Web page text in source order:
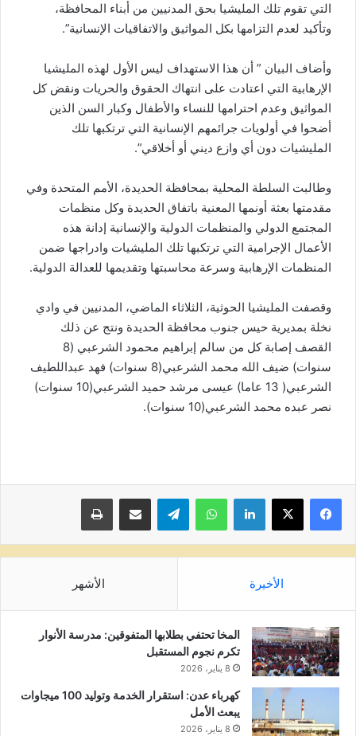
التي تقوم تلك المليشيا بحق المدنيين من أبناء المحافظة،
وتأكيد لعدم التزامها بكل المواثيق والاتفاقيات الإنسانية”.
وأضاف البيان ” أن هذا الاستهداف ليس الأول لهذه المليشيا
الإرهابية التي اعتادت على انتهاك الحقوق والحريات ونقض كل
المواثيق وعدم احترامها للنساء والأطفال وكبار السن الذين
أضحوا في أولويات جرائمهم الإنسانية التي ترتكبها تلك
المليشيات دون أي وازع ديني أو أخلاقي”.
وطالبت السلطة المحلية بمحافظة الحديدة، الأمم المتحدة وفي
مقدمتها بعثة أونمها المعنية باتفاق الحديدة وكل منظمات
المجتمع الدولي والمنظمات الدولية والإنسانية إدانة هذه
الأعمال الإجرامية التي ترتكبها تلك المليشيات وادراجها ضمن
المنظمات الإرهابية وسرعة محاسبتها وتقديمها للعدالة الدولية.
وقصفت المليشيا الحوثية، الثلاثاء الماضي، المدنيين في وادي
نخلة بمديرية حيس جنوب محافظة الحديدة ونتج عن ذلك
القصف إصابة كل من سالم إبراهيم محمود الشرعبي (8
سنوات) ضيف الله محمد الشرعبي(8 سنوات) فهد عبداللطيف
الشرعبي( 13 عاما) عيسى مرشد حميد الشرعبي(10 سنوات)
نصر عبده محمد الشرعبي(10 سنوات).
لينكدإن واتساب تيلقرام مشاركة عبر البريد طباعة
الأخيرة الأشهر
المخا تحتفي بطلابها المتفوقين: مدرسة الأنوار
تكرم نجوم المستقبل
8 يناير، 2026
كهرباء عدن: استقرار الخدمة وتوليد 100 ميجاوات
يبعث الأمل
8 يناير، 2026